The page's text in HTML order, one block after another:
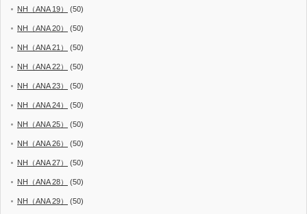
NH（ANA 19） (50)
NH（ANA 20） (50)
NH（ANA 21） (50)
NH（ANA 22） (50)
NH（ANA 23） (50)
NH（ANA 24） (50)
NH（ANA 25） (50)
NH（ANA 26） (50)
NH（ANA 27） (50)
NH（ANA 28） (50)
NH（ANA 29） (50)